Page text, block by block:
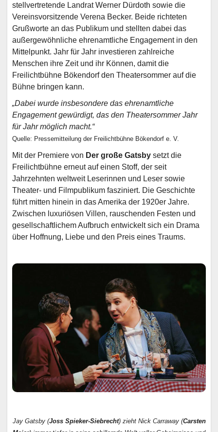
stellvertretende Landrat Werner Dürdoth sowie die
Vereinsvorsitzende Verena Becker. Beide richteten
Grußworte an das Publikum und stellten dabei das
außergewöhnliche ehrenamtliche Engagement in den
Mittelpunkt. Jahr für Jahr investieren zahlreiche
Menschen ihre Zeit und ihr Können, damit die
Freilichtbühne Bökendorf den Theatersommer auf die
Bühne bringen kann.
„Dabei wurde insbesondere das ehrenamtliche
Engagement gewürdigt, das den Theatersommer Jahr
für Jahr möglich macht.“
Quelle: Pressemitteilung der Freilichtbühne Bökendorf e. V.
Mit der Premiere von Der große Gatsby setzt die
Freilichtbühne erneut auf einen Stoff, der seit
Jahrzehnten weltweit Leserinnen und Leser sowie
Theater- und Filmpublikum fasziniert. Die Geschichte
führt mitten hinein in das Amerika der 1920er Jahre.
Zwischen luxuriösen Villen, rauschenden Festen und
gesellschaftlichem Aufbruch entwickelt sich ein Drama
über Hoffnung, Liebe und den Preis eines Traums.
Jay Gatsby (Joss Spieker-Siebrecht) zieht Nick Carraway (Carsten